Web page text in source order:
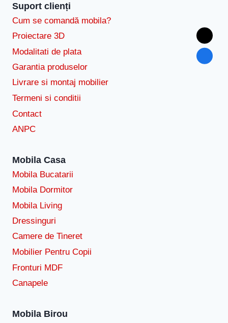
Suport clienți
Cum se comandă mobila?
Proiectare 3D
Modalitati de plata
Garantia produselor
Livrare si montaj mobilier
Termeni si conditii
Contact
ANPC
Mobila Casa
Mobila Bucatarii
Mobila Dormitor
Mobila Living
Dressinguri
Camere de Tineret
Mobilier Pentru Copii
Fronturi MDF
Canapele
Mobila Birou